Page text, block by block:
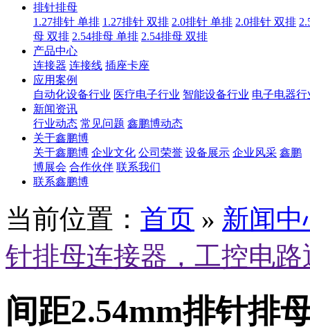
排针排母
1.27排针 单排 1.27排针 双排 2.0排针 单排 2.0排针 双排
母 双排 2.54排母 单排 2.54排母 双排
产品中心
连接器 连接线 插座卡座
应用案例
自动化设备行业 医疗电子行业 智能设备行业 电子电器行
新闻资讯
行业动态 常见问题 鑫鹏博动态
关于鑫鹏博
关于鑫鹏博 企业文化 公司荣誉 设备展示 企业风采 鑫鹏
博展会 合作伙伴 联系我们
联系鑫鹏博
当前位置： 首页 » 新闻中
针排母连接器，工控电
间距2.54mm排针排